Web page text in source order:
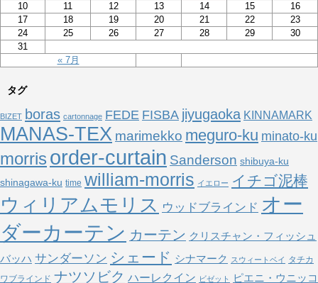
« 7月
10
11 12 13 14 15
16
17
18 19 20 21 22
23
24
25 26 27 28 29
30
31
タグ
BIZET boras cartonnage FEDE FISBA jiyugaoka KINNAMARK
MANAS-TEX marimekko meguro-ku minato-ku
morris order-curtain Sanderson shibuya-ku
shinagawa-ku time william-morris イエロー イチゴ泥棒
ウィリアムモリス ウッドブラインド オー
ダーカーテン カーテン クリスチャン・フィッシュ
バッハ サンダーソン シェード シナマーク スウィートベイ タチカ
ワブラインド ナツソビク ハーレクイン ビゼット ピエニ・ウニッコ